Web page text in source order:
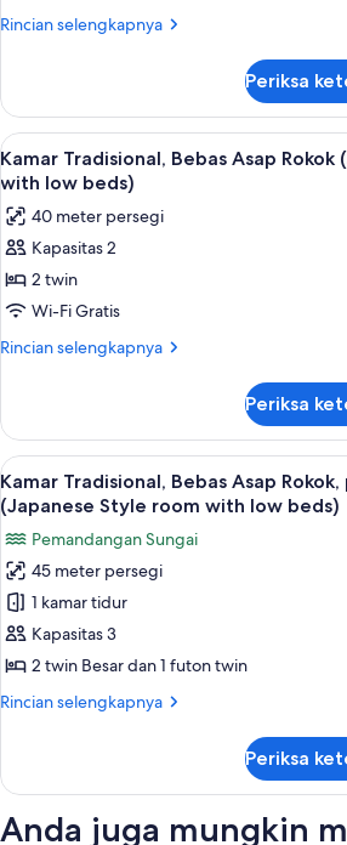
bath)
Rincian selengkapnya
Rincian
Kamar
(Japanese
Western,
half
bath)
Periksa
Lihat
semua
foto
untuk
Kamar
Tradisional,
Bebas
Asap
Style
room
with
low
beds)
Kamar
7
Kamar Tradisional, Bebas Asap
with low beds)
40 meter persegi
Kapasitas 2
2 twin
Wi-Fi Gratis
Rincian selengkapnya
Rincian
Kamar
Tradisional,
Bebas
Asap
Rokok
(Japanese
Style
room
with
low
Periksa
Lihat
semua
foto
untuk
Kamar
Tradisional,
Bebas
Asap
Rokok,
pemandangan
(Japanese
Style
room
Kamar
10
Kamar Tradisional, Bebas Asap
(Japanese Style room with low beds)
Pemandangan Sungai
45 meter persegi
1 kamar tidur
Kapasitas 3
2 twin Besar dan 1 futon twin
Rincian selengkapnya
Rincian
Kamar
Bebas
Periksa
Anda juga mungkin